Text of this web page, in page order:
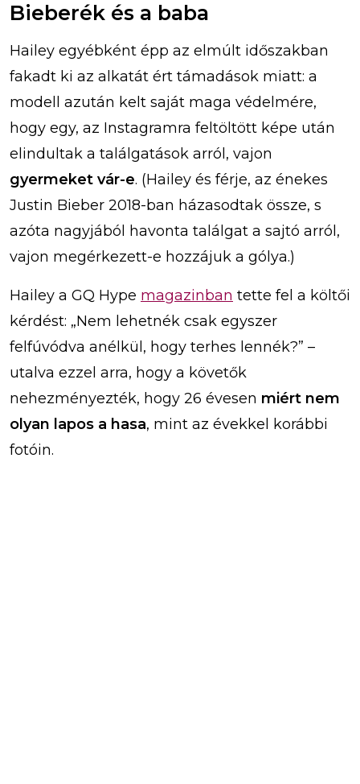
Bieberék és a baba
Hailey egyébként épp az elmúlt időszakban
fakadt ki az alkatát ért támadások miatt: a
modell azután kelt saját maga védelmére,
hogy egy, az Instagramra feltöltött képe után
elindultak a találgatások arról, vajon
gyermeket vár-e. (Hailey és férje, az énekes
Justin Bieber 2018-ban házasodtak össze, s
azóta nagyjából havonta találgat a sajtó arról,
vajon megérkezett-e hozzájuk a gólya.)
Hailey a GQ Hype magazinban tette fel a költői
kérdést: „Nem lehetnék csak egyszer
felfúvódva anélkül, hogy terhes lennék?” –
utalva ezzel arra, hogy a követők
nehezményezték, hogy 26 évesen miért nem
olyan lapos a hasa, mint az évekkel korábbi
fotóin.